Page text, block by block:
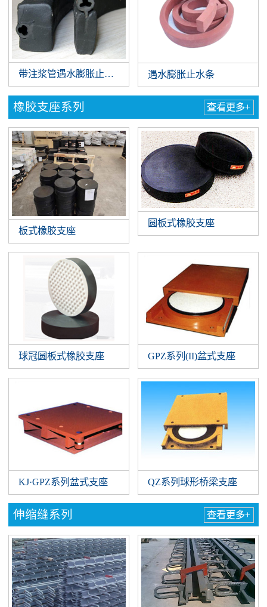
带注浆管遇水膨胀止水条 遇水膨胀止水条
橡胶支座系列 查看更多+
板式橡胶支座
圆板式橡胶支座
球冠圆板式橡胶支座 GPZ系列(II)盆式支座
KJ·GPZ系列盆式支座 QZ系列球形桥梁支座
伸缩缝系列 查看更多+